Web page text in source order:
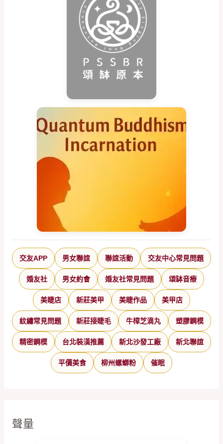
交友APP 男女聯誼 聯誼活動 交友中心常見問題
婚友社 男女約會 婚友社常見問題 頌缽音療
美睫店 新莊美甲 美睫作品 美甲店
紋繡常見問題 新莊接睫毛 牛樟芝滴丸 塑膠鋼模
精密鋼模 台北裝潢推薦 新北沙發工廠 新北聯誼
平價美食 柳州螺螄粉 催眠
聲量